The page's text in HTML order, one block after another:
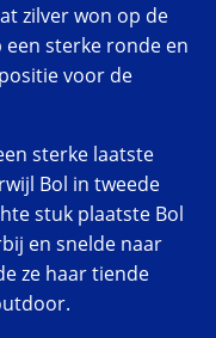
zilver won op de
een sterke ronde en
voor de
sterke laatste
Bol in tweede
stuk plaatste Bol
en snelde naar
ze haar tiende